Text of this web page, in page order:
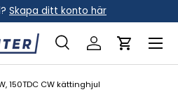
Skapa ditt konto här
Sök Logga inVagn
Meny
150TDC CW kättinghjul